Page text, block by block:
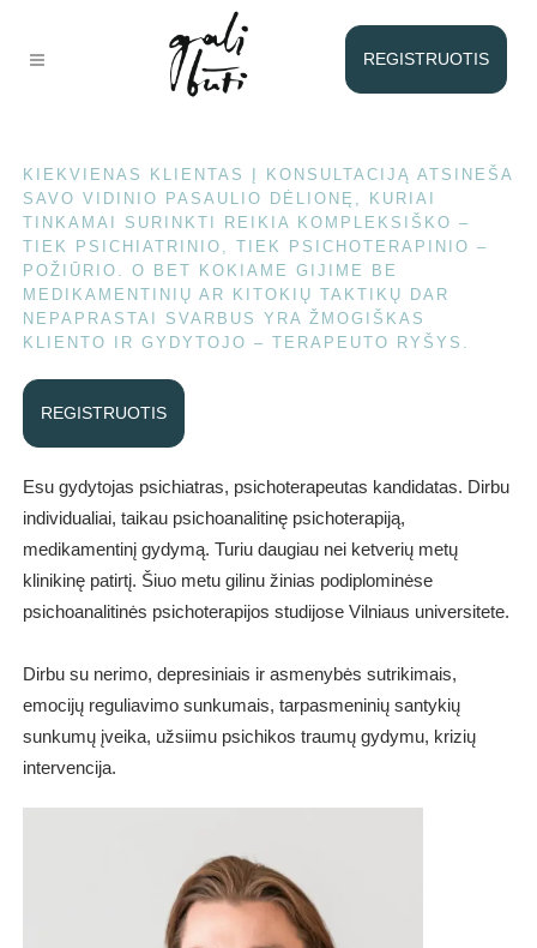
REGISTRUOTIS
Psichiatras Martynas Ruzgas
KIEKVIENAS KLIENTAS Į KONSULTACIJĄ ATSINEŠA
SAVO VIDINIO PASAULIO DĖLIONĘ, KURIAI
TINKAMAI SURINKTI REIKIA KOMPLEKSIŠKO –
TIEK PSICHIATRINIO, TIEK PSICHOTERAPINIO –
POŽIŪRIO. O BET KOKIAME GIJIME BE
MEDIKAMENTINIŲ AR KITOKIŲ TAKTIKŲ DAR
NEPAPRASTAI SVARBUS YRA ŽMOGIŠKAS
KLIENTO IR GYDYTOJO – TERAPEUTO RYŠYS.
REGISTRUOTIS
Esu gydytojas psichiatras, psichoterapeutas kandidatas. Dirbu
individualiai, taikau psichoanalitinę psichoterapiją,
medikamentinį gydymą. Turiu daugiau nei ketverių metų
klinikinę patirtį. Šiuo metu gilinu žinias podiplominėse
psichoanalitinės psichoterapijos studijose Vilniaus universitete.
Dirbu su nerimo, depresiniais ir asmenybės sutrikimais,
emocijų reguliavimo sunkumais, tarpasmeninių santykių
sunkumų įveika, užsiimu psichikos traumų gydymu, krizių
intervencija.